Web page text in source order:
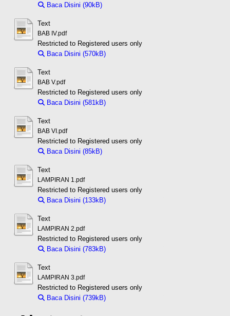
Baca Disini (90kB)
Text
BAB IV.pdf
Restricted to Registered users only
Baca Disini (570kB)
Text
BAB V.pdf
Restricted to Registered users only
Baca Disini (581kB)
Text
BAB VI.pdf
Restricted to Registered users only
Baca Disini (85kB)
Text
LAMPIRAN 1.pdf
Restricted to Registered users only
Baca Disini (133kB)
Text
LAMPIRAN 2.pdf
Restricted to Registered users only
Baca Disini (783kB)
Text
LAMPIRAN 3.pdf
Restricted to Registered users only
Baca Disini (739kB)